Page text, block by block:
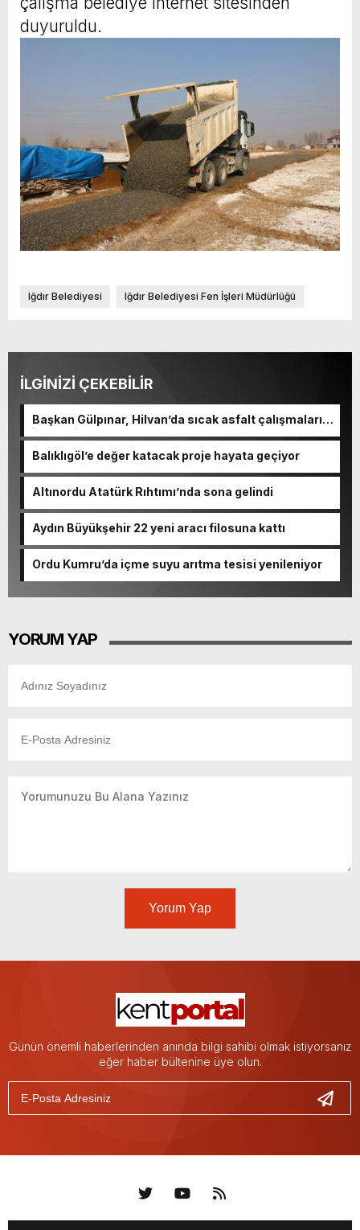
duyuruldu.
Iğdır Belediyesi Iğdır Belediyesi Fen İşleri Müdürlüğü
İLGİNİZİ ÇEKEBİLİR
Başkan Gülpınar, Hilvan’da sıcak asfalt çalışmalarını
inceledi
Balıklıgöl’e değer katacak proje hayata geçiyor
Altınordu Atatürk Rıhtımı’nda sona gelindi
Aydın Büyükşehir 22 yeni aracı filosuna kattı
Ordu Kumru’da içme suyu arıtma tesisi yenileniyor
YORUM YAP
Yorum Yap
Günün önemli haberlerinden anında bilgi sahibi olmak istiyorsanız
eğer haber bültenine üye olun.